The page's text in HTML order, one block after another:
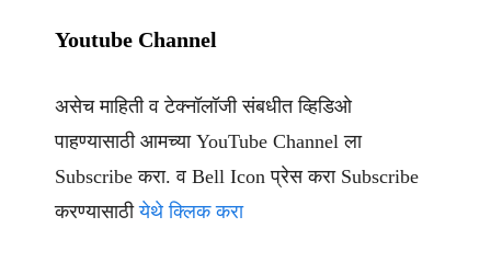
Youtube Channel
असेच माहिती व टेक्नॉलॉजी संबधीत व्हिडिओ
पाहण्यासाठी आमच्या YouTube Channel ला
Subscribe करा. व Bell Icon प्रेस करा Subscribe
करण्यासाठीयेथे क्लिक करा